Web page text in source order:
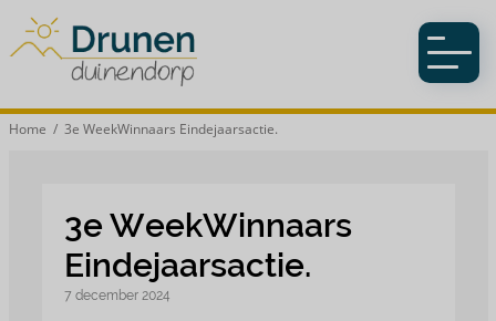
Home / 3e WeekWinnaars Eindejaarsactie.
3e WeekWinnaars
Eindejaarsactie.
7 december 2024